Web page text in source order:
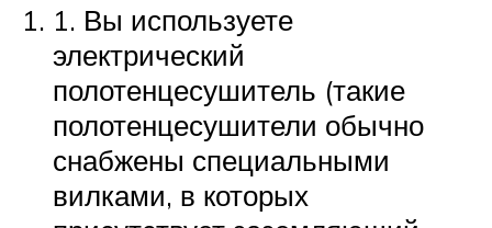
1. Вы используете
электрический
полотенцесушитель (такие
полотенцесушители обычно
снабжены специальными
вилками, в которых